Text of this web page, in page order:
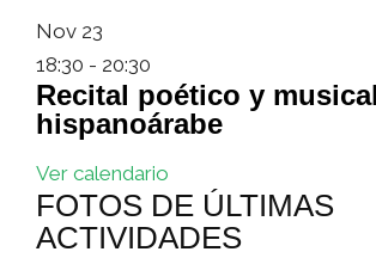
Nov 23
18:30 - 20:30
Recital poético y musical
hispanoárabe
Ver calendario
FOTOS DE ÚLTIMAS
ACTIVIDADES